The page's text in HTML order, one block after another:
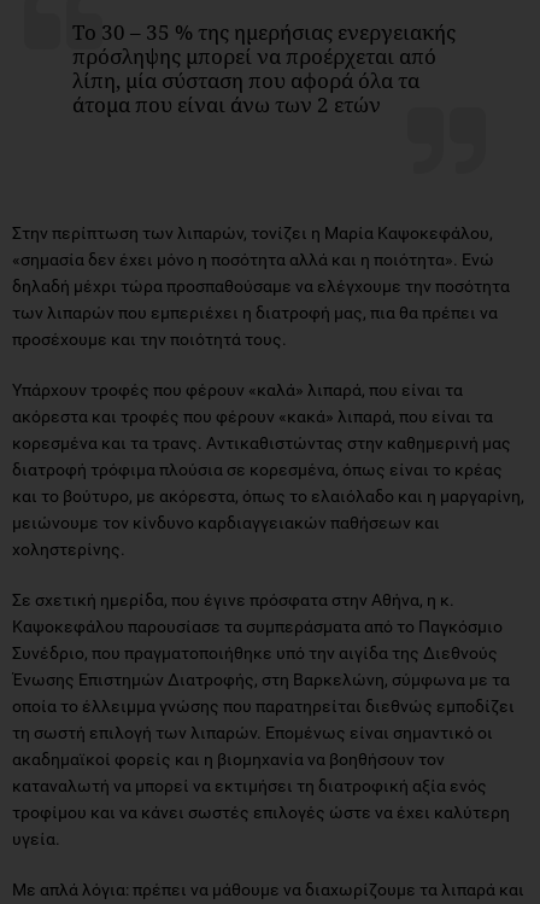
Τo 30 – 35 % της ημερήσιας ενεργειακής
πρόσληψης μπορεί να προέρχεται από
λίπη, μία σύσταση που αφορά όλα τα
άτομα που είναι άνω των 2 ετών
Στην περίπτωση των λιπαρών, τονίζει η Μαρία Καψοκεφάλου,
«σημασία δεν έχει μόνο η ποσότητα αλλά και η ποιότητα». Ενώ
δηλαδή μέχρι τώρα προσπαθούσαμε να ελέγχουμε την ποσότητα
των λιπαρών που εμπεριέχει η διατροφή μας, πια θα πρέπει να
προσέχουμε και την ποιότητά τους.
Υπάρχουν τροφές που φέρουν «καλά» λιπαρά, που είναι τα
ακόρεστα και τροφές που φέρουν «κακά» λιπαρά, που είναι τα
κορεσμένα και τα τρανς. Αντικαθιστώντας στην καθημερινή μας
διατροφή τρόφιμα πλούσια σε κορεσμένα, όπως είναι το κρέας
και το βούτυρο, με ακόρεστα, όπως το ελαιόλαδο και η μαργαρίνη,
μειώνουμε τον κίνδυνο καρδιαγγειακών παθήσεων και
χοληστερίνης.
Σε σχετική ημερίδα, που έγινε πρόσφατα στην Αθήνα, η κ.
Καψοκεφάλου παρουσίασε τα συμπεράσματα από το Παγκόσμιο
Συνέδριο, που πραγματοποιήθηκε υπό την αιγίδα της Διεθνούς
Ένωσης Επιστημών Διατροφής, στη Βαρκελώνη, σύμφωνα με τα
οποία το έλλειμμα γνώσης που παρατηρείται διεθνώς εμποδίζει
τη σωστή επιλογή των λιπαρών. Επομένως είναι σημαντικό οι
ακαδημαϊκοί φορείς και η βιομηχανία να βοηθήσουν τον
καταναλωτή να μπορεί να εκτιμήσει τη διατροφική αξία ενός
τροφίμου και να κάνει σωστές επιλογές ώστε να έχει καλύτερη
υγεία.
Με απλά λόγια: πρέπει να μάθουμε να διαχωρίζουμε τα λιπαρά και